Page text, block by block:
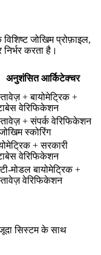
जोखिम प्रोफ़ाइल,
करता है।
अनुशंसित आर्किटेक्चर
+ बायोमेट्रिक +
वेरिफिकेशन
+ संपर्क वेरिफिकेशन
स्कोरिंग
+ सरकारी
वेरिफिकेशन
मोडल बायोमेट्रिक +
वेरिफिकेशन
सिस्टम के साथ